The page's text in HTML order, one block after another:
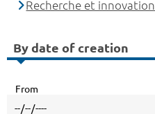
Recherche et innovation
By date of creation
From